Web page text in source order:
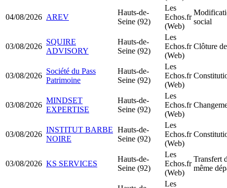
04/08/2026 AREV
Hauts-de-
Seine (92)
Les
Echos.fr
(Web)
social
03/08/2026
SQUIRE
ADVISORY
Hauts-de-
Seine (92)
Les
Echos.fr
(Web)
Clôture
03/08/2026
Société du Pass
Patrimoine
Hauts-de-
Seine (92)
Les
Echos.fr
(Web)
03/08/2026
MINDSET
EXPERTISE
Hauts-de-
Seine (92)
Les
Echos.fr
(Web)
03/08/2026
INSTITUT BARBE
NOIRE
Hauts-de-
Seine (92)
Les
Echos.fr
(Web)
03/08/2026 KS SERVICES
Hauts-de-
Seine (92)
Les
Echos.fr
(Web)
Transfert
même
Les